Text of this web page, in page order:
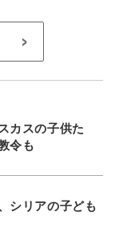
>
カスの子供た
令も
シリアの子ども